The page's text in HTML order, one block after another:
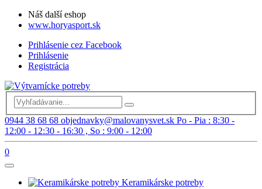
Náš další eshop
www.horyasport.sk
Prihlásenie cez Facebook
Prihlásenie
Registrácia
0944 38 68 68 objednavky@malovanysvet.sk Po - Pia : 8:30 -
12:00 - 12:30 - 16:30 , So : 9:00 - 12:00
0
Keramikárske potreby